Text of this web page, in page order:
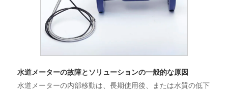
水道メーターの故障とソリューションの一般的な原因
水道メーターの内部移動は、長期使用後、または水質の低下